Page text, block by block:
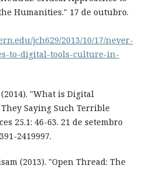
Humanities." 17 de outubro.
jch629/2013/10/17/never-
to-digital-tools-culture-in-
"What is Digital
Saying Such Terrible
25.1: 46-63. 21 de setembro
2419997.
(2013). "Open Thread: The